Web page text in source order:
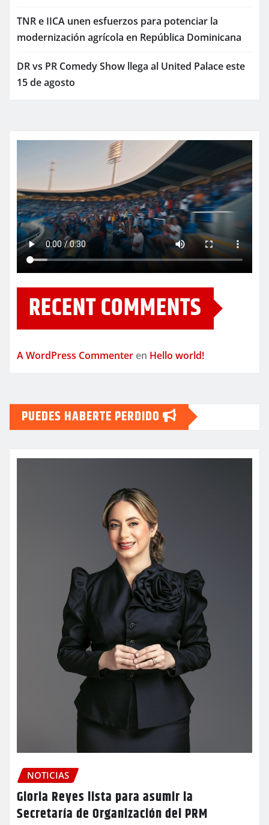
TNR e IICA unen esfuerzos para potenciar la
modernización agrícola en República Dominicana
DR vs PR Comedy Show llega al United Palace este
15 de agosto
RECENT COMMENTS
A WordPress Commenter en Hello world!
PUEDES HABERTE PERDIDO
NOTICIAS
Gloria Reyes lista para asumir la
Secretaría de Organización del PRM